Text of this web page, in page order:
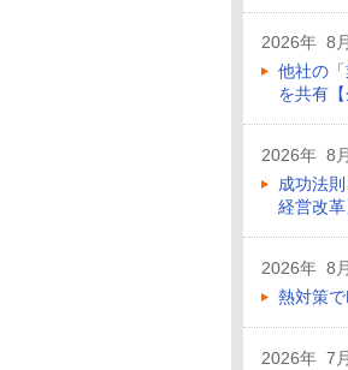
2026年 8
他社の
を共有
2026年 8
成功法
経営改革
2026年 8
熱対策
2026年 7